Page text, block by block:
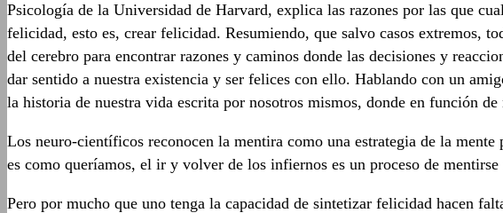
Psicología de la Universidad de Harvard, explica las razones por las que
felicidad, esto es, crear felicidad. Resumiendo, que salvo casos extremos,
del cerebro para encontrar razones y caminos donde las decisiones y
dar sentido a nuestra existencia y ser felices con ello. Hablando con un
la historia de nuestra vida escrita por nosotros mismos, donde en función
Los neuro-científicos reconocen la mentira como una estrategia de la
es como queríamos, el ir y volver de los infiernos es un proceso de mentirse
Pero por mucho que uno tenga la capacidad de sintetizar felicidad hacen